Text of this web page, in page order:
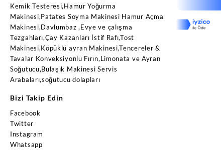
Kemik Testeresi,Hamur Yoğurma
Makinesi,Patates Soyma Makinesi Hamur Açma
Makinesi,Davlumbaz ,Evye ve çalışma
Tezgahları,Çay Kazanları İstif Rafı,Tost
Makinesi,Köpüklü ayran Makinesi,Tencereler &
Tavalar Konveksiyonlu Fırın,Limonata ve Ayran
Soğutucu,Bulaşık Makinesi Servis
Arabaları,soğutucu dolapları
Bizi Takip Edin
Facebook
Twitter
Instagram
Whatsapp